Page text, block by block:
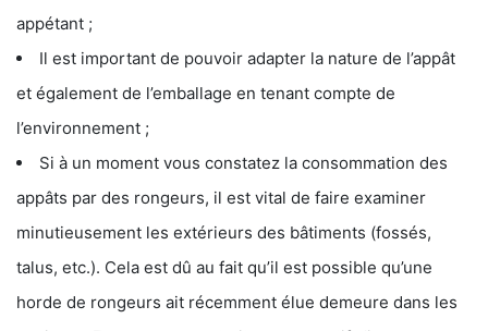
appétant ;
Il est important de pouvoir adapter la nature de l’appât
et également de l’emballage en tenant compte de
l’environnement ;
Si à un moment vous constatez la consommation des
appâts par des rongeurs, il est vital de faire examiner
minutieusement les extérieurs des bâtiments (fossés,
talus, etc.). Cela est dû au fait qu’il est possible qu’une
horde de rongeurs ait récemment élue demeure dans les